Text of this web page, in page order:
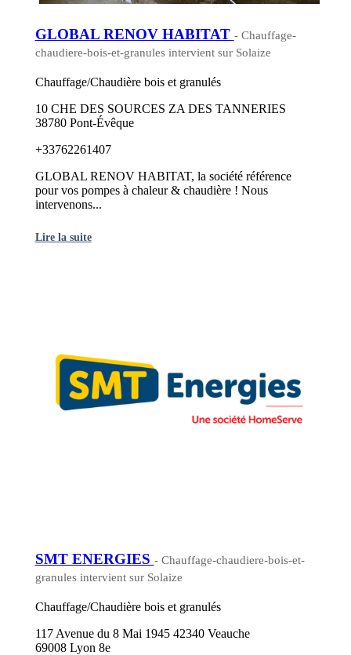
GLOBAL RENOV HABITAT - Chauffage-
chaudiere-bois-et-granules intervient sur Solaize
Chauffage/Chaudière bois et granulés
10 CHE DES SOURCES ZA DES TANNERIES
38780 Pont-Évêque
+33762261407
GLOBAL RENOV HABITAT, la société référence
pour vos pompes à chaleur & chaudière ! Nous
intervenons...
Lire la suite
SMT ENERGIES - Chauffage-chaudiere-bois-et-
granules intervient sur Solaize
Chauffage/Chaudière bois et granulés
117 Avenue du 8 Mai 1945 42340 Veauche
69008 Lyon 8e